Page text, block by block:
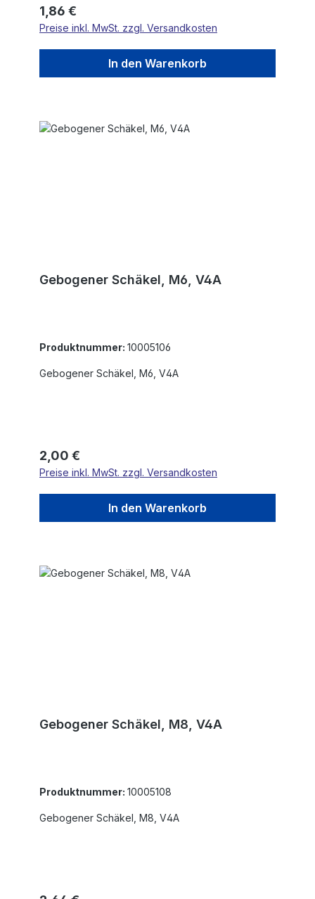
Regulärer Preis:
1,86 €
Preise inkl. MwSt. zzgl. Versandkosten
In den Warenkorb
Gebogener Schäkel, M6, V4A
Produktnummer: 10005106
Gebogener Schäkel, M6, V4A
Regulärer Preis:
2,00 €
Preise inkl. MwSt. zzgl. Versandkosten
In den Warenkorb
Gebogener Schäkel, M8, V4A
Produktnummer: 10005108
Gebogener Schäkel, M8, V4A